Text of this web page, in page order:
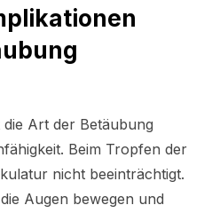
Art der Betäubung
Beim Tropfen der
nicht beeinträchtigt.
Augen bewegen und